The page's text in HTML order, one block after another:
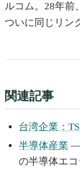
ルコム。28年前
ついに同じリン
関連記事
台湾企業：
半導体産業 —
の半導体エ